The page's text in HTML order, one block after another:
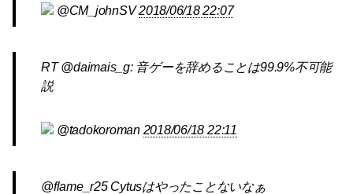
@CM_johnSV2018/06/18 22:07
RT @daimais_g: 音ゲーを辞めることは99.9%不可能
説
@tadokoroman 2018/06/18 22:11
@flame_r25 Cytusはやったことないなぁ